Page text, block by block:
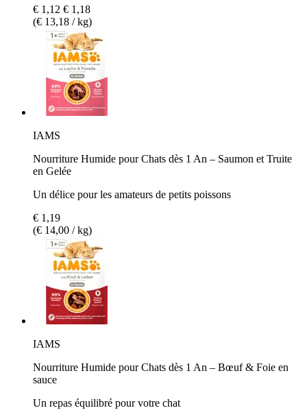
€ 1,12 € 1,18
(€ 13,18 / kg)
IAMS
Nourriture Humide pour Chats dès 1 An – Saumon et Truite
en Gelée
Un délice pour les amateurs de petits poissons
€ 1,19
(€ 14,00 / kg)
IAMS
Nourriture Humide pour Chats dès 1 An – Bœuf & Foie en
sauce
Un repas équilibré pour votre chat